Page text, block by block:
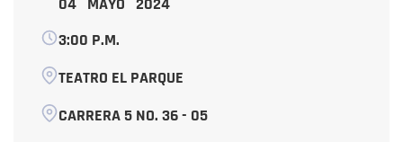
3:00 P.M.
TEATRO EL PARQUE
CARRERA 5 NO. 36 - 05